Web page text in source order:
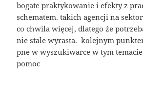
bogate praktykowanie i efekty z
schematem. takich agencji na
co chwila więcej, dlatego że
nie stale wyrasta. kolejnym
pne w wyszukiwarce w tym
pomoc